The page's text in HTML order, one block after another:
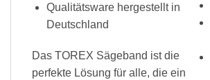
Qualitätsware hergestellt in
Deutschland
Das TOREX Sägeband ist die
perfekte Lösung für alle, die ein